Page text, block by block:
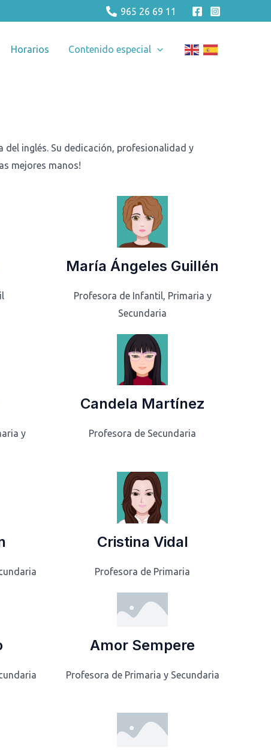
965 26 69 11
Horarios Contenido especial
inglés. Su dedicación, profesionalidad y
mejores manos!
María Ángeles Guillén
Profesora de Infantil, Primaria y
Secundaria
y
Candela Martínez
Profesora de Secundaria
Cristina Vidal
Profesora de Primaria
Amor Sempere
Profesora de Primaria y Secundaria